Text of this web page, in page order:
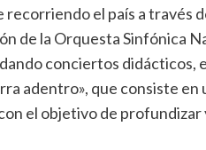
recorriendo el país a
de la Orquesta Sinfónica
conciertos didácticos,
adentro», que consiste
el objetivo de